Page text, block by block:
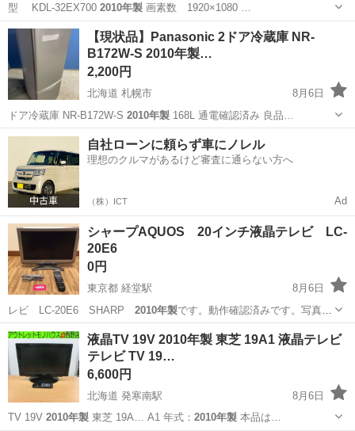
型 KDL-32EX700 2010年製
新潟 柏崎市 茨目駅
【現状品】Panasonic 2ドア冷蔵庫 NR-
B172W-S 2010年製…
2,200円
北海道 札幌市
8月6日
ドア冷蔵庫 NR-B172W-S 2010年製 168L 通電確認済み 良品…
北海道 札幌市 キッチン家電 現状
自社ローンに頼らず車にノレル
理想のクルマがあるけど審査に通らない方へ
（株）ICT Ad
シャープAQUOS 20インチ液晶テレビ LC-
20E6
0円
東京都 経堂駅
8月6日
レビ LC-20E6 SHARP 2010年製です。動作確認済みです。写真の
物が…
東京 世田谷区 テレビ
液晶TV 19V 2010年製 東芝 19A1 液晶テレビ
テレビ TV 19…
6,600円
北海道 発寒南駅
8月6日
TV 19V 2010年製東芝 19A… A1 年式： 2010年製 本品は…